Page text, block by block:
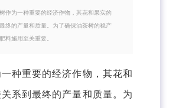
作为一种重要的经济作物，其花和果实的
终的产量和质量。为了确保油茶树的稳产
料施用至关重要。
重要的经济作物，其花和
系到最终的产量和质量。为